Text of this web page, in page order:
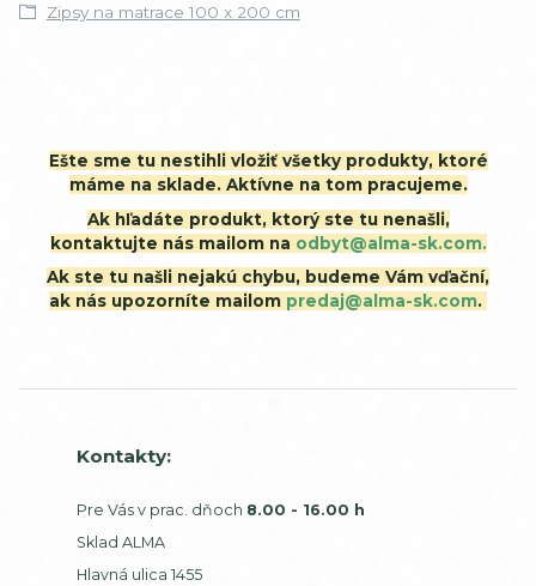
Zipsy na matrace 100 x 200 cm
Ešte sme tu nestihli vložiť všetky produkty, ktoré
máme na sklade. Aktívne na tom pracujeme.
Ak hľadáte produkt, ktorý ste tu nenašli,
kontaktujte nás mailom na odbyt@alma-sk.com.
Ak ste tu našli nejakú chybu, budeme Vám vďační,
ak nás upozorníte mailom predaj@alma-sk.com.
Kontakty:
Pre Vás v prac. dňoch 8.00 - 16.00 h
Sklad ALMA
Hlavná ulica 1455